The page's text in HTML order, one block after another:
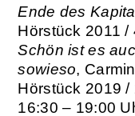
Ende des
Hörstück 2011 /
Schön ist es
sowieso,
Hörstück 2019 /
16:30 – 19:00